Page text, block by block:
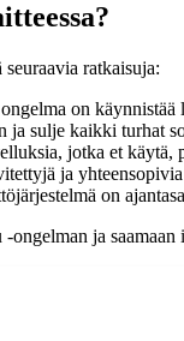
ratkaisuja:
on
ja sulje kaikki turhat
jotka et käytä,
ja
on
ja